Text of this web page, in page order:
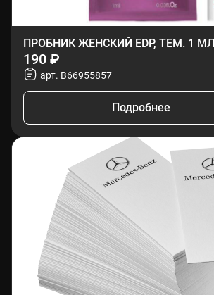
ПРОБНИК ЖЕНСКИЙ EDP, ТЕМ. 1 МЛ
190 ₽
арт. B66955857
Подробнее